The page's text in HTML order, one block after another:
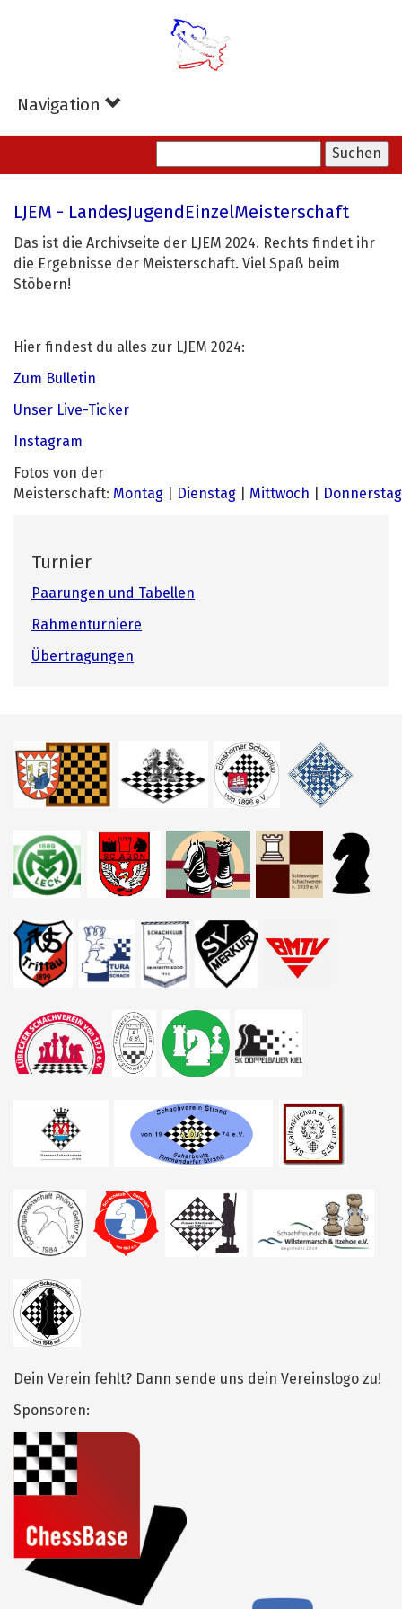
Navigation
LJEM - LandesJugendEinzelMeisterschaft
Das ist die Archivseite der LJEM 2024. Rechts findet ihr
die Ergebnisse der Meisterschaft. Viel Spaß beim
Stöbern!
Hier findest du alles zur LJEM 2024:
Zum Bulletin
Unser Live-Ticker
Instagram
Fotos von der
Meisterschaft: Montag Dienstag Mittwoch Donnerstag
Turnier
Paarungen und Tabellen
Rahmenturniere
Übertragungen
Dein Verein fehlt? Dann sende uns dein Vereinslogo zu!
Sponsoren: